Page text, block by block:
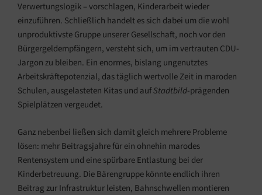
Verwertungslogik – vorschlagen, Kinderarbeit wieder
einzuführen. Schließlich handelt es sich dabei um die wohl
unproduktivste Gruppe unserer Gesellschaft, noch vor den
Bürgergeldempfängern, versteht sich, um im vertrauten CDU-
Jargon zu bleiben. Ein enormes, bislang ungenutztes
Arbeitskräftepotenzial, das täglich wertvolle Zeit in maroden
Schulen, ausgelasteten Kitas und aufStadtbild-prägenden
Spielplätzen vergeudet.
Ganz nebenbei ließen sich damit gleich mehrere Probleme
lösen: mehr Beitragsjahre für ein ohnehin marodes
Rentensystem und eine spürbare Entlastung bei der
Kinderbetreuung. Die Bärengruppe könnte endlich ihren
Beitrag zur Infrastruktur leisten, Bahnschwellen montieren